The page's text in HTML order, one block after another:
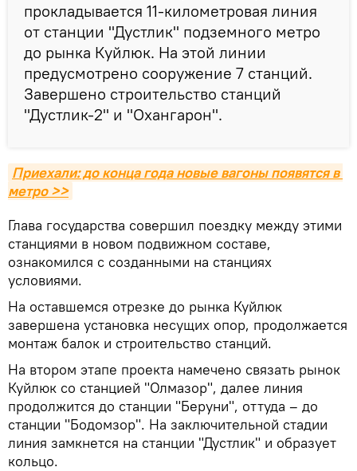
прокладывается 11-километровая линия
от станции "Дустлик" подземного метро
до рынка Куйлюк. На этой линии
предусмотрено сооружение 7 станций.
Завершено строительство станций
"Дустлик-2" и "Охангарон".
Приехали: до конца года новые вагоны появятся в
метро >>
Глава государства совершил поездку между этими
станциями в новом подвижном составе,
ознакомился с созданными на станциях
условиями.
На оставшемся отрезке до рынка Куйлюк
завершена установка несущих опор, продолжается
монтаж балок и строительство станций.
На втором этапе проекта намечено связать рынок
Куйлюк со станцией "Олмазор", далее линия
продолжится до станции "Беруни", оттуда – до
станции "Бодомзор". На заключительной стадии
линия замкнется на станции "Дустлик" и образует
кольцо.